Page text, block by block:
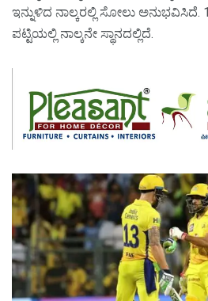
ಇನ್ನುಳಿದ ನಾಲ್ಕರಲ್ಲಿ ಸೋಲು ಅನುಭವಿಸಿದೆ.
ಪಟ್ಟಿಯಲ್ಲಿ ನಾಲ್ಕನೇ ಸ್ಥಾನದಲ್ಲಿದೆ.